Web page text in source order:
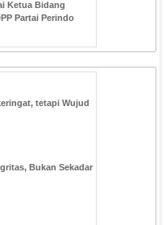
Ketua Bidang
Partai Perindo
tetapi Wujud
Bukan Sekadar